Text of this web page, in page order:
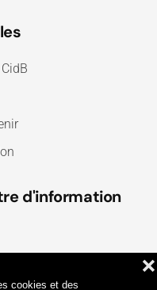
cookies et des
❌
d'information